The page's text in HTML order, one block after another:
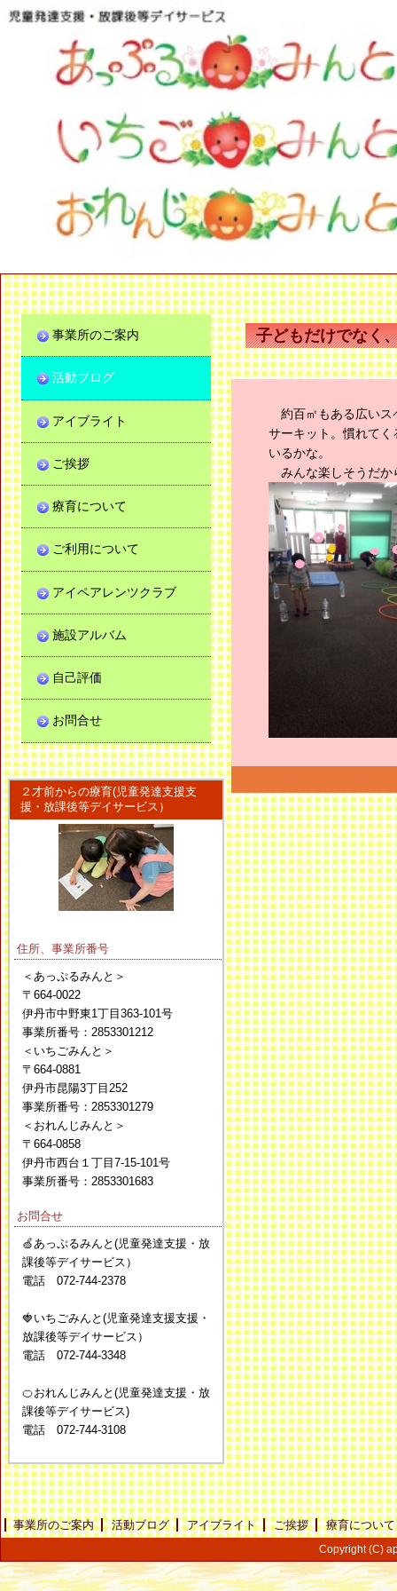
子どもだけでなく
約百㎡もある広いス
サーキット。慣れて
いるかな。
みんな楽しそうだか
事業所のご案内
活動ブログ
アイブライト
ご挨拶
療育について
ご利用について
アイペアレンツクラブ
施設アルバム
自己評価
お問合せ
２才前からの療育(児童発達支援支
援・放課後等デイサービス）
住所、事業所番号
＜あっぷるみんと＞
〒664-0022
伊丹市中野東1丁目363-101号
事業所番号：2853301212
＜いちごみんと＞
〒664-0881
伊丹市昆陽3丁目252
事業所番号：2853301279
＜おれんじみんと＞
〒664-0858
伊丹市西台１丁目7-15-101号
事業所番号：2853301683
お問合せ
🍏あっぷるみんと(児童発達支援・放
課後等デイサービス）
電話 072-744-2378
🍓いちごみんと(児童発達支援支援・
放課後等デイサービス）
電話 072-744-3348
🍊おれんじみんと(児童発達支援・放
課後等デイサービス)
電話 072-744-3108
事業所のご案内 活動ブログ アイブライト ご挨拶 療育について
Copyright (C)